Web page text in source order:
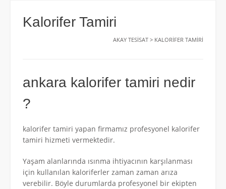
Kalorifer Tamiri
AKAY TESISAT > KALORIFER TAMIRI
ankara kalorifer tamiri nedir
?
kalorifer tamiri yapan firmamız profesyonel kalorifer
tamiri hizmeti vermektedir.
Yaşam alanlarında ısınma ihtiyacının karşılanması
için kullanılan kaloriferler zaman zaman arıza
verebilir. Böyle durumlarda profesyonel bir ekipten